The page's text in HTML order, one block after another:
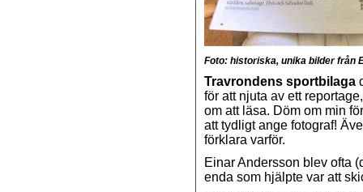
Foto: historiska, unika bilder från
Travrondens sportbilaga
för att njuta av ett
om att läsa. Döm om min
att tydligt ange fotograf!
förklara varför.
Einar Andersson blev ofta
enda som hjälpte var att